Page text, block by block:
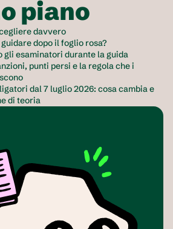
piano
davvero
dopo il foglio rosa?
gli esaminatori durante la guida
punti persi e la regola che i
dal 7 luglio 2026: cosa cambia e
di teoria